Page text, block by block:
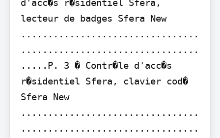
d'acc�s r�sidentiel Sfera,
lecteur de badges Sfera New
.................................
.................................
.....P. 3 � Contr�le d'acc�s
r�sidentiel Sfera, clavier cod�
Sfera New
.................................
.................................